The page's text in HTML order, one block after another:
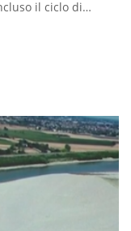
il ciclo di…